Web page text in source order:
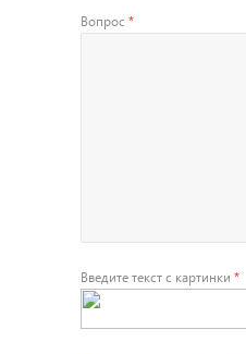
Вопрос *
Введите текст с картинки *